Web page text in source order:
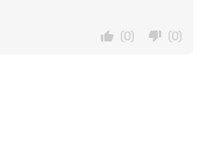
(0)
(0)